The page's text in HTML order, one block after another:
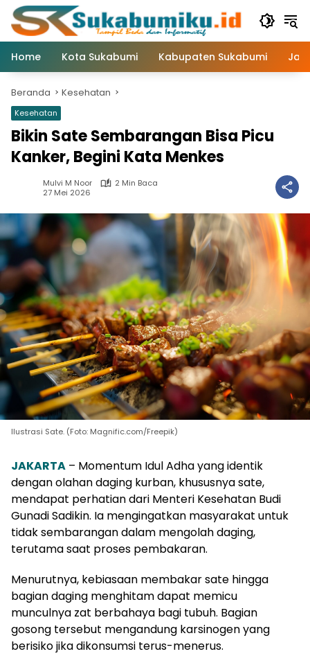
Langsung
konten
Home
Kota Sukabumi Kabupaten Sukabumi
Beranda Kesehatan
Kesehatan
Bikin Sate Sembarangan Bisa Picu
Kanker, Begini Kata Menkes
Mulvi M Noor
2 Min Baca
27 Mei 2026
Ilustrasi Sate. (Foto: Magnific.com/Freepik)
JAKARTA – Momentum Idul Adha yang identik
dengan olahan daging kurban, khususnya sate,
mendapat perhatian dari Menteri Kesehatan Budi
Gunadi Sadikin. Ia mengingatkan masyarakat untuk
tidak sembarangan dalam mengolah daging,
terutama saat proses pembakaran.
Menurutnya, kebiasaan membakar sate hingga
bagian daging menghitam dapat memicu
munculnya zat berbahaya bagi tubuh. Bagian
gosong tersebut mengandung karsinogen yang
berisiko jika dikonsumsi terus-menerus.